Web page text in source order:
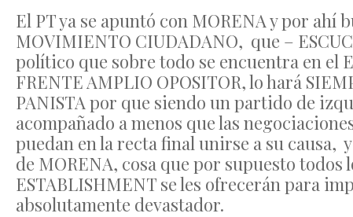
El PT ya se apuntó con MORENA y por
MOVIMIENTO CIUDADANO, que –
político que sobre todo se encuentra en el
FRENTE AMPLIO OPOSITOR, lo hará
PANISTA por que siendo un partido de
acompañado a menos que las
puedan en la recta final unirse a su
de MORENA, cosa que por supuesto
ESTABLISHMENT se les ofrecerán para
absolutamente devastador.